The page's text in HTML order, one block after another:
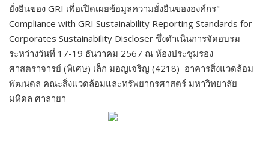
ยั่งยืนของ GRI เพื่อเปิดเผยข้อมูลความยั่งยืนขององค์กร"
Compliance with GRI Sustainability Reporting Standards for
Corporates Sustainability Discloser ซึ่งดำเนินการจัดอบรม
ระหว่างวันที่ 17-19 ธันวาคม 2567 ณ ห้องประชุมรอง
ศาสตราจารย์ (พิเศษ) เล็ก มอญเจริญ (4218) อาคารสิ่งแวดล้อม
พัฒนดล คณะสิ่งแวดล้อมและทรัพยากรศาสตร์ มหาวิทยาลัย
มหิดล ศาลายา